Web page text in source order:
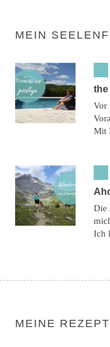
MEIN
the
Vor
Mit
Die
Ich
MEINE